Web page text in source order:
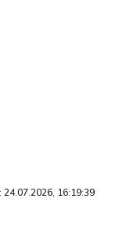
24.07.2026, 16:19:39